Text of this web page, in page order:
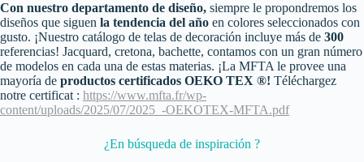
Con nuestro departamento de diseño, siempre le propondremos los
diseños que siguen la tendencia del año en colores seleccionados con
gusto. ¡Nuestro catálogo de telas de decoración incluye más de 300
referencias! Jacquard, cretona, bachette, contamos con un gran número
de modelos en cada una de estas materias. ¡La MFTA le provee una
mayoría de productos certificados OEKO TEX ®! Téléchargez
notre certificat : https://www.mfta.fr/wp-
content/uploads/2025/07/2025_-OEKOTEX-MFTA.pdf
¿En búsqueda de inspiración ?